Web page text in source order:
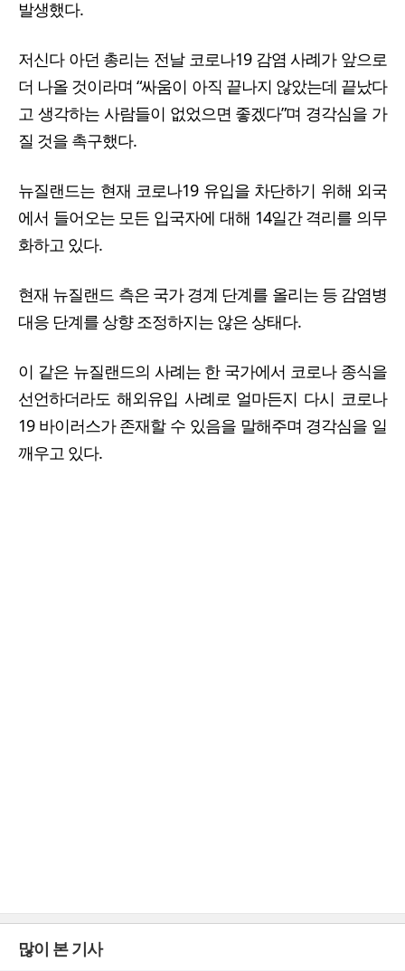
발생했다.
저신다 아던 총리는 전날 코로나19 감염 사례가 앞으로
더 나올 것이라며 “싸움이 아직 끝나지 않았는데 끝났다
고 생각하는 사람들이 없었으면 좋겠다”며 경각심을 가
질 것을 촉구했다.
뉴질랜드는 현재 코로나19 유입을 차단하기 위해 외국
에서 들어오는 모든 입국자에 대해 14일간 격리를 의무
화하고 있다.
현재 뉴질랜드 측은 국가 경계 단계를 올리는 등 감염병
대응 단계를 상향 조정하지는 않은 상태다.
이 같은 뉴질랜드의 사례는 한 국가에서 코로나 종식을
선언하더라도 해외유입 사례로 얼마든지 다시 코로나
19 바이러스가 존재할 수 있음을 말해주며 경각심을 일
깨우고 있다.
많이 본 기사